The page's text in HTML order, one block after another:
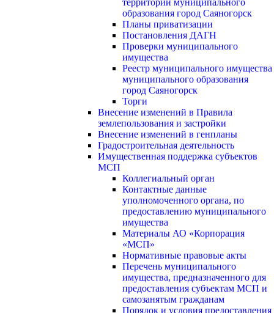
территории муниципального
образования город Саяногорск
Планы приватизации
Постановления ДАГН
Проверки муниципального
имущества
Реестр муниципального имущества
муниципального образования
город Саяногорск
Торги
Внесение изменений в Правила
землепользования и застройки
Внесение изменений в генпланы
Градостроительная деятельность
Имущественная поддержка субъектов
МСП
Коллегиальный орган
Контактные данные
уполномоченного органа, по
предоставлению муниципального
имущества
Материалы АО «Корпорация
«МСП»
Нормативные правовые акты
Перечень муниципального
имущества, предназначенного для
предоставления субъектам МСП и
самозанятым гражданам
Порядок и условия предоставления